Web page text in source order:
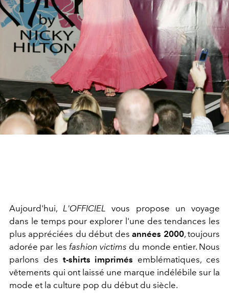
Aujourd'hui,L'OFFICIEL vous propose un voyage
dans le temps pour explorer l'une des tendances les
plus appréciées du début desannées 2000, toujours
adorée par les fashion victims du monde entier. Nous
parlons des t-shirts imprimés emblématiques, ces
vêtements qui ont laissé une marque indélébile sur la
mode et la culture pop du début du siècle.